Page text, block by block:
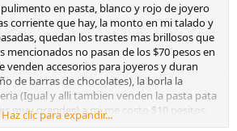
pulimento en pasta, blanco y rojo de joyero
corriente que hay, la monto en mi talado y
quedan los trastes mas brillosos que
mencionados no pasan de los $70 pesos en
venden accesorios para joyeros y duran
de barras de chocolates), la borla la
(Igual y alli tambien venden la pasta pata
muy grandes) a mi me costo $10 pesitos.
Haz clic para expandir...